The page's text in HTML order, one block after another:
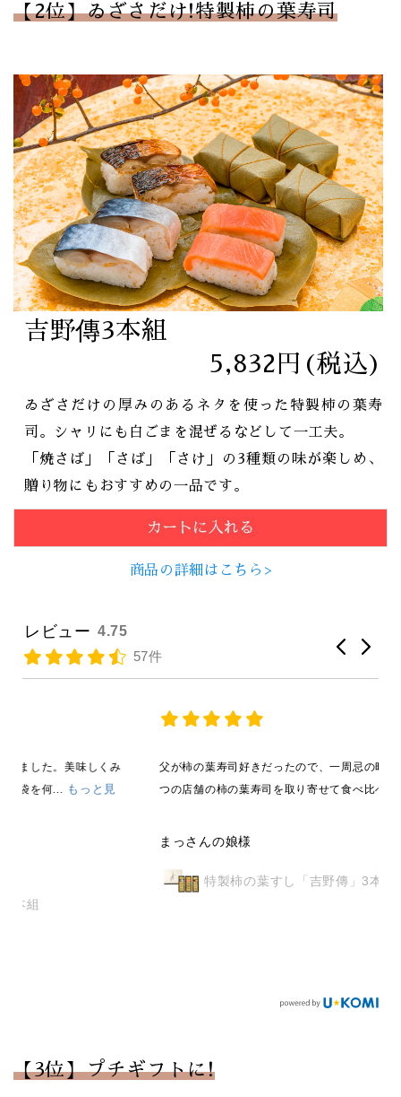
【2位】ゐざさだけ!特製柿の葉寿司
吉野傳3本組
5,832円(税込)
ゐざさだけの厚みのあるネタを使った特製柿の葉寿
司。シャリにも白ごまを混ぜるなどして一工夫。
「焼さば」「さば」「さけ」の3種類の味が楽しめ、
贈り物にもおすすめの一品です。
商品の詳細はこちら>
レビュー 4.75
57件
父が柿の葉寿司好きだったので、一周忌の時に、親戚10人で3
つの店舗の柿の葉寿司を取り寄せて食べ比べて...もっと見る
特製柿の葉すし「吉野傳」3本組
【3位】プチギフトに!